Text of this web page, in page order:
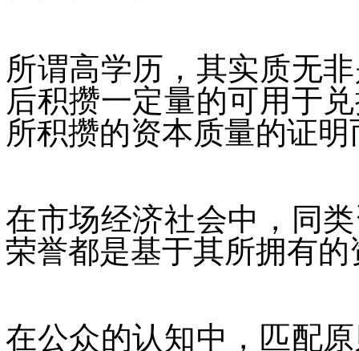
所谓高学历，其实质无
后积攒一定量的可用于
所积攒的资本质量的证明
在市场经济社会中，同
荣誉都是基于其所拥有
在公众的认知中，匹配